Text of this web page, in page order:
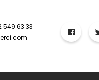
549 63 33